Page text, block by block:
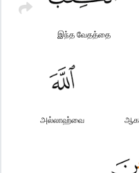
இந்த வேதத்தை
அல்லாஹ்வை